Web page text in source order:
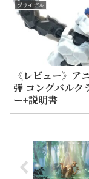
プラモデル
《レビュー》ア
弾 コングバルク
ー+説明書